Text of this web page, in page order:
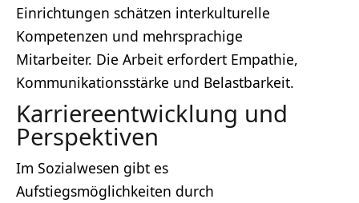
Einrichtungen schätzen interkulturelle
Kompetenzen und mehrsprachige
Mitarbeiter. Die Arbeit erfordert Empathie,
Kommunikationsstärke und Belastbarkeit.
Karriereentwicklung und
Perspektiven
Im Sozialwesen gibt es
Aufstiegsmöglichkeiten durch